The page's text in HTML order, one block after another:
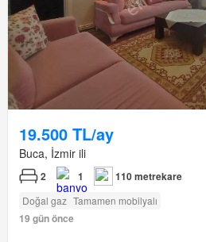
19.500 TL/ay
Buca, İzmir ili
2 1 110 metrekare
Doğal gaz Tamamen mobilyalı
19 gün önce